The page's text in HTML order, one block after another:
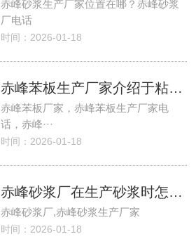
赤峰砂浆生产厂家位置在哪？赤峰砂浆
厂电话
时间：2026-01-18
赤峰苯板生产厂家介绍于粘结砂浆施工时的保温系统细节介绍
赤峰苯板厂家，赤峰苯板生产厂家电
话，赤峰···
时间：2026-01-18
赤峰砂浆厂在生产砂浆时怎样选择纤维素?
赤峰砂浆厂,赤峰砂浆生产厂家
时间：2026-01-18